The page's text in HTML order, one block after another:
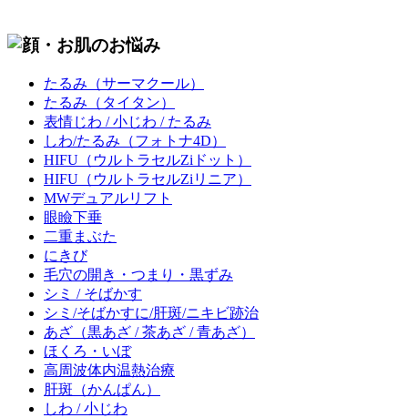
たるみ （サーマクール）
たるみ （タイタン）
表情じわ / 小じわ / たるみ
しわ/たるみ （フォトナ4D）
HIFU （ウルトラセルZiドット）
HIFU （ウルトラセルZiリニア）
MWデュアルリフト
眼瞼下垂
二重まぶた
にきび
毛穴の開き・つまり・黒ずみ
シミ / そばかす
シミ/そばかすに/肝斑/ニキビ跡治
あざ （黒あざ / 茶あざ / 青あざ）
ほくろ・いぼ
高周波体内温熱治療
肝斑 （かんぱん）
しわ / 小じわ